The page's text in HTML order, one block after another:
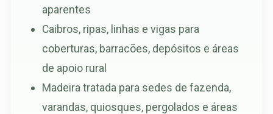
aparentes
Caibros, ripas, linhas e vigas para
coberturas, barracões, depósitos e áreas
de apoio rural
Madeira tratada para sedes de fazenda,
varandas, quiosques, pergolados e áreas